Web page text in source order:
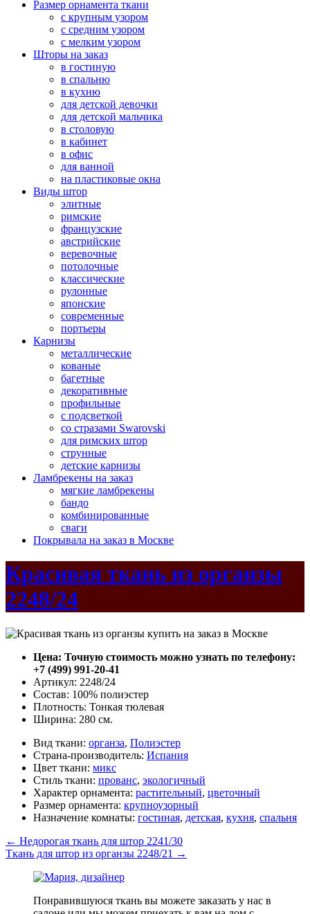
Размер орнамента ткани
с крупным узором
с средним узором
с мелким узором
Шторы на заказ
в гостиную
в спальню
в кухню
для детской девочки
для детской мальчика
в столовую
в кабинет
в офис
для ванной
на пластиковые окна
Виды штор
элитные
римские
французские
австрийские
веревочные
потолочные
классические
рулонные
японские
современные
портьеры
Карнизы
металлические
кованые
багетные
декоративные
профильные
с подсветкой
со стразами Swarovski
для римских штор
струнные
детские карнизы
Ламбрекены на заказ
мягкие ламбрекены
бандо
комбинированные
сваги
Покрывала на заказ в Москве
Красивая ткань из органзы
2248/24
Цена: Точную стоимость можно узнать по телефону:
+7 (499) 991-20-41
Артикул: 2248/24
Состав: 100% полиэстер
Плотность: Тонкая тюлевая
Ширина: 280 см.
Вид ткани: органза, Полиэстер
Страна-производитель: Испания
Цвет ткани: микс
Стиль ткани: прованс, экологичный
Характер орнамента: растительный, цветочный
Размер орнамента: крупноузорный
Назначение комнаты: гостиная, детская, кухня, спальня
← Недорогая ткань для штор 2241/30
Ткань для штор из органзы 2248/21 →
Понравившуюся ткань вы можете заказать у нас в